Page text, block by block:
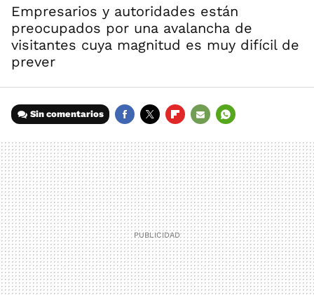
Empresarios y autoridades están
preocupados por una avalancha de
visitantes cuya magnitud es muy difícil de
prever
Sin comentarios
MAIL